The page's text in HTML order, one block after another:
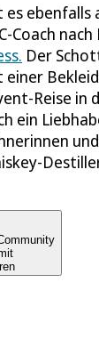
ebenfalls
Coach nach
Der
einer
Reise in
ein